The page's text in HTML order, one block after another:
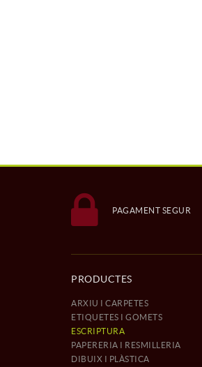
PAGAMENT SEGUR
PRODUCTES
ARXIU I CARPETES
ETIQUETES I GOMETS
ESCRIPTURA
PAPERERIA I RESMILLERIA
DIBUIX I PLÀSTICA